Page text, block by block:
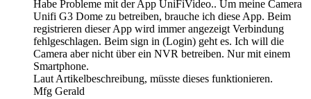
Habe Probleme mit der App UniFiVideo.. Um meine Camera
Unifi G3 Dome zu betreiben, brauche ich diese App. Beim
registrieren dieser App wird immer angezeigt Verbindung
fehlgeschlagen. Beim sign in (Login) geht es. Ich will die
Camera aber nicht über ein NVR betreiben. Nur mit einem
Smartphone.
Laut Artikelbeschreibung, müsste dieses funktionieren.
Mfg Gerald